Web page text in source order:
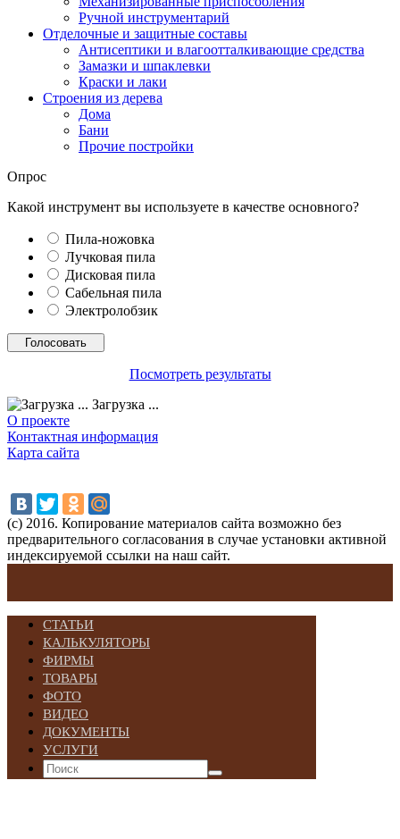
Ручной инструментарий
Отделочные и защитные составы
Антисептики и влагоотталкивающие средства
Замазки и шпаклевки
Краски и лаки
Строения из дерева
Дома
Бани
Прочие постройки
Опрос
Какой инструмент вы используете в качестве основного?
Пила-ножовка
Лучковая пила
Дисковая пила
Сабельная пила
Электролобзик
Посмотреть результаты
Загрузка ...
О проекте
Контактная информация
Карта сайта
(с) 2016. Копирование материалов сайта возможно без
предварительного согласования в случае установки активной
индексируемой ссылки на наш сайт.
СТАТЬИ
КАЛЬКУЛЯТОРЫ
ФИРМЫ
ТОВАРЫ
ФОТО
ВИДЕО
ДОКУМЕНТЫ
УСЛУГИ